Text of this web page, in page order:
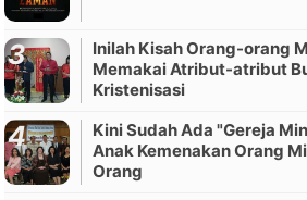
Inilah Kisah Orang-orang
Memakai Atribut-atribut
Kristenisasi
Kini Sudah Ada "Gereja
Anak Kemenakan Orang
Orang